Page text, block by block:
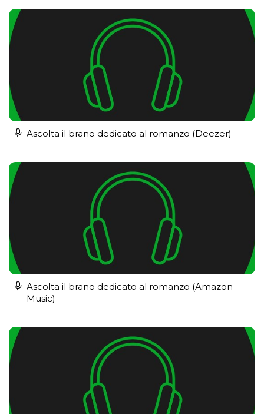
Ascolta il brano dedicato al romanzo (Deezer)
Ascolta il brano dedicato al romanzo (Amazon
Music)